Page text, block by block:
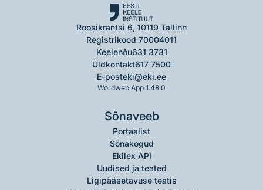
Roosikrantsi 6, 10119 Tallinn
Registrikood 70004011
Keelenõu631 3731
Üldkontakt617 7500
E-posteki@eki.ee
Wordweb App 1.48.0
Sõnaveeb
Portaalist
Sõnakogud
Ekilex API
Uudised ja teated
Ligipääsetavuse teatis